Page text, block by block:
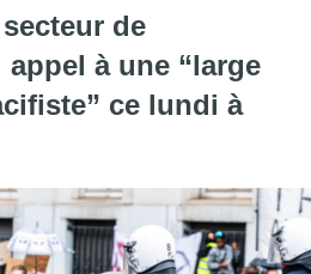
de
appel à une “large
ce lundi à